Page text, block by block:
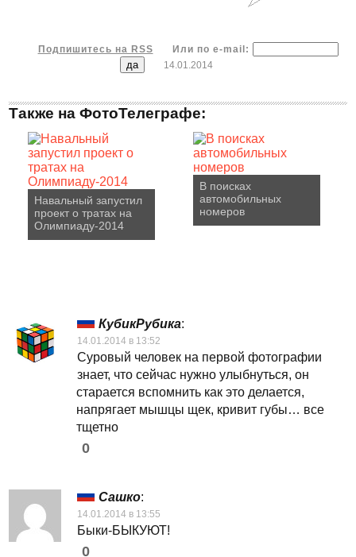
Подпишитесь на RSS
Или по e-mail:
14.01.2014
Также на ФотоТелеграфе:
Навальный запустил
проект о тратах на
Олимпиаду-2014
В поисках
автомобильных
номеров
КубикРубика:
14.01.2014 в 13:52
Суровый человек на первой фотографии
знает, что сейчас нужно улыбнуться, он
старается вспомнить как это делается,
напрягает мышцы щек, кривит губы… все
тщетно
0
Сашко:
14.01.2014 в 13:55
Быки-БЫКУЮТ!
0